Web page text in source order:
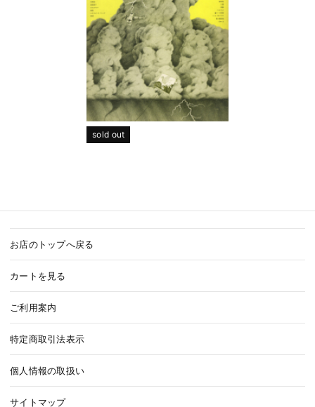
sold out
お店のトップへ戻る
カートを見る
ご利用案内
特定商取引法表示
個人情報の取扱い
サイトマップ